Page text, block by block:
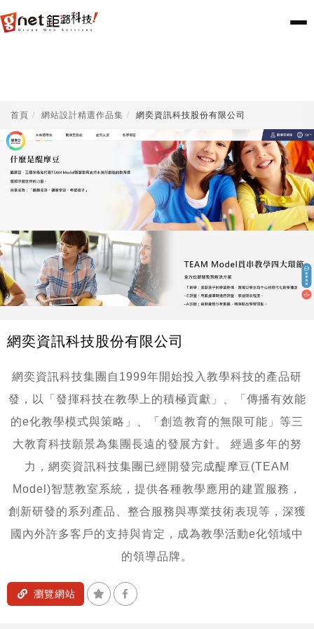
首頁 網站設計精選作品集 網奕資訊科技股份有限公司
網奕資訊科技股份有限公司
網奕資訊科技集團自1999年開始投入教學科技的產品研
發，以「發揮科技在教學上的積極貢獻」、「傳播有效能
的e化教學模式與策略」、「創造教育的無限可能」等三
大教育科技願景為集團長遠的發展方針。
經過多年的努
力，網奕資訊科技集團已經開發完成醍摩豆(TEAM
Model)智慧教室系統，提供各種教學應用的建置服務，
創新研發的系列產品、整合服務與專業技術表現等，深獲
國內外許多客戶的支持與肯定，成為教學活動e化領域中
的領導品牌。
瀏覽網站